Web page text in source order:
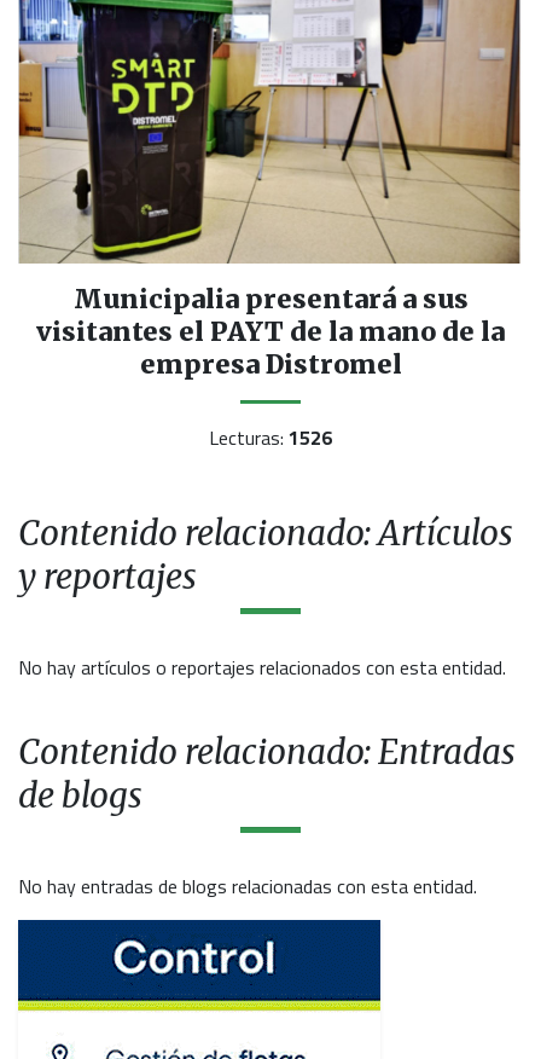
Municipalia presentará a sus
visitantes el PAYT de la mano de la
empresa Distromel
Lecturas: 1526
Contenido relacionado: Artículos
y reportajes
No hay artículos o reportajes relacionados con esta entidad.
Contenido relacionado: Entradas
de blogs
No hay entradas de blogs relacionadas con esta entidad.